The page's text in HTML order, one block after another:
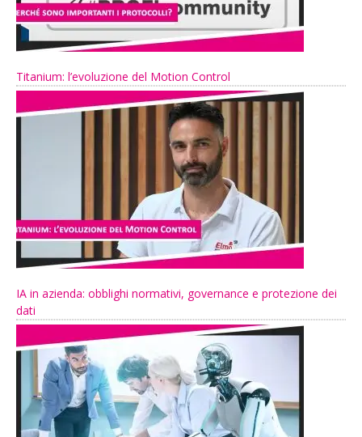
Titanium: l’evoluzione del Motion Control
IA in azienda: obblighi normativi, governance e protezione dei
dati